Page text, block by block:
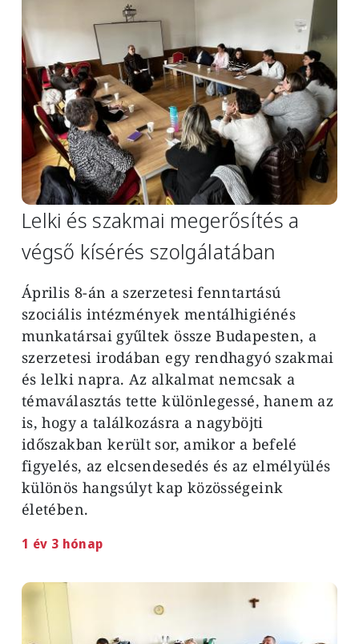
Lelki és szakmai megerősítés a
végső kísérés szolgálatában
Április 8-án a szerzetesi fenntartású
szociális intézmények mentálhigiénés
munkatársai gyűltek össze Budapesten, a
szerzetesi irodában egy rendhagyó szakmai
és lelki napra. Az alkalmat nemcsak a
témaválasztás tette különlegessé, hanem az
is, hogy a találkozásra a nagyböjti
időszakban került sor, amikor a befelé
figyelés, az elcsendesedés és az elmélyülés
különös hangsúlyt kap közösségeink
életében.
1 év 3 hónap
Image